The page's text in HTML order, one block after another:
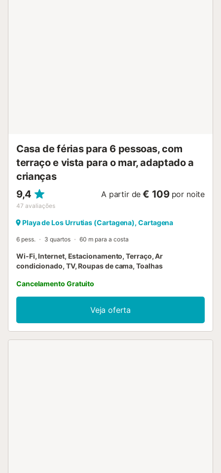
Casa de férias para 6 pessoas, com
terraço e vista para o mar, adaptado a
crianças
9,4
47 avaliações
A partir de € 109 por noite
Playa de Los Urrutias (Cartagena), Cartagena
6 pess. 3 quartos 60 m para a costa
Wi-Fi, Internet, Estacionamento, Terraço, Ar
condicionado, TV, Roupas de cama, Toalhas
Cancelamento Gratuito
Veja oferta